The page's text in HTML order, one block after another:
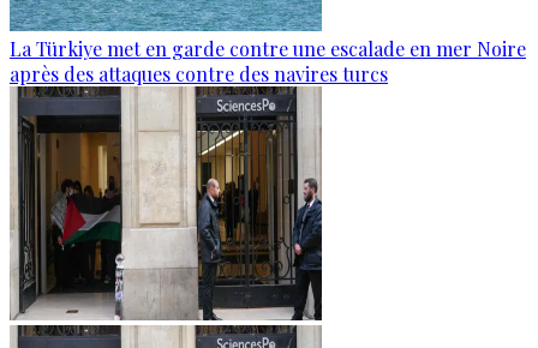
La Türkiye met en garde contre une escalade en mer Noire
après des attaques contre des navires turcs